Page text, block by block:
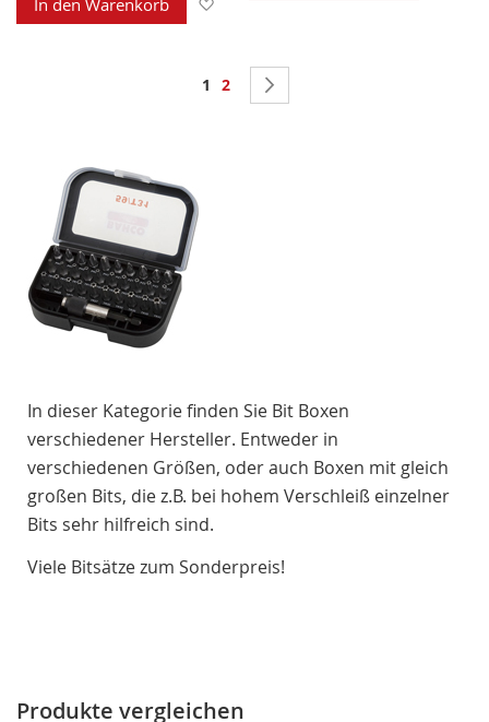
Seite
Sie lesen gerade Seite
1 Seite
2
In dieser Kategorie finden Sie Bit Boxen
verschiedener Hersteller. Entweder in
verschiedenen Größen, oder auch Boxen mit gleich
großen Bits, die z.B. bei hohem Verschleiß einzelner
Bits sehr hilfreich sind.
Viele Bitsätze zum Sonderpreis!
Produkte vergleichen